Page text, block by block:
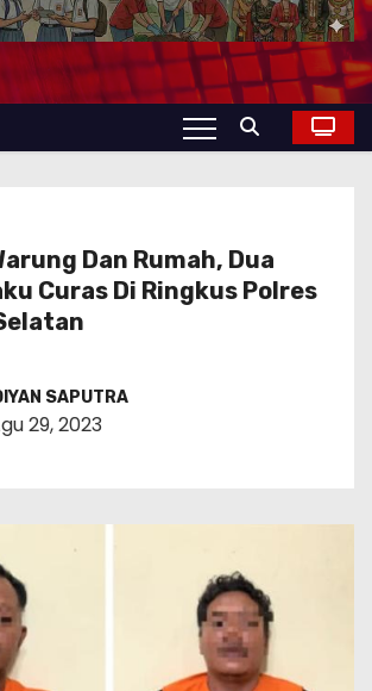
Dan Rumah, Dua
Curas Di Ringkus Polres
SAPUTRA
29, 2023